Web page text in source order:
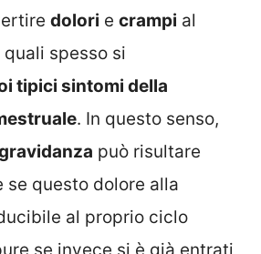
dolori e crampi al
spesso si
tipici sintomi della
. In questo senso,
può risultare
se questo dolore alla
al proprio ciclo